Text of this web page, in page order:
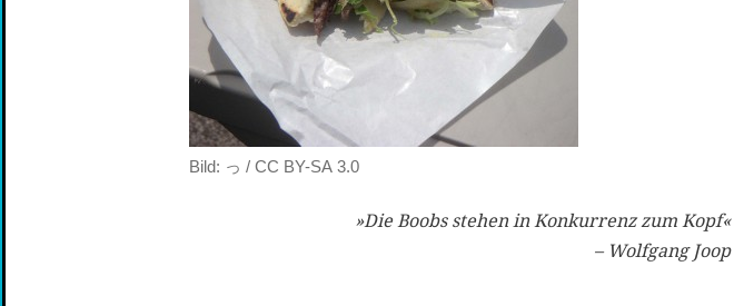
Bild: っ / CC BY-SA 3.0
»Die Boobs stehen in Konkurrenz zum Kopf«
– Wolfgang Joop